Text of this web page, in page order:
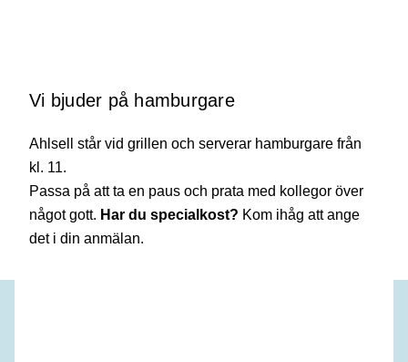
Vi bjuder på hamburgare
Ahlsell står vid grillen och serverar hamburgare från
kl. 11.
Passa på att ta en paus och prata med kollegor över
något gott. Har du specialkost? Kom ihåg att ange
det i din anmälan.